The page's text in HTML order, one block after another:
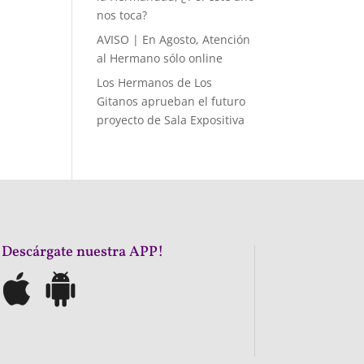
nos toca?
AVISO | En Agosto, Atención
al Hermano sólo online
Los Hermanos de Los
Gitanos aprueban el futuro
proyecto de Sala Expositiva
nuestra APP!